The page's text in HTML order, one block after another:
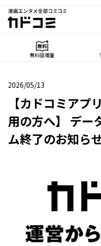
漫画エンタメ全部コミコミ
カドコミ
無料話増量
2026/05/13
2026年05月13日
【カドコミア
用の方へ】 デー
ム終了のお知ら